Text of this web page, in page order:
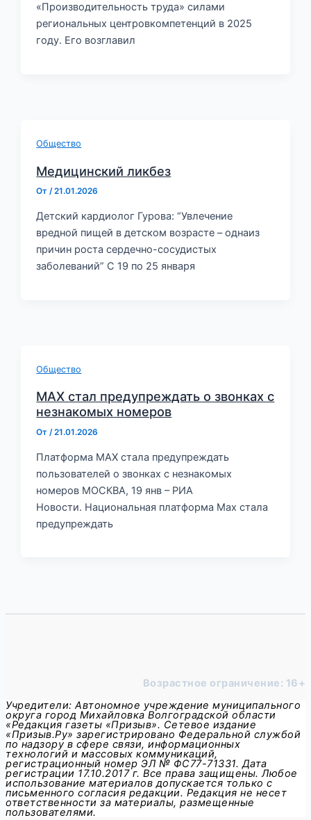
«Производительность труда» силами
региональных центровкомпетенций в 2025
году. Его возглавил
Общество
Медицинский ликбез
От/21.01.2026
Детский кардиолог Гурова: “Увлечение
вредной пищей в детском возрасте – однаиз
причин роста сердечно-сосудистых
заболеваний” С 19 по 25 января
Общество
МAX стал предупреждать о звонках с
незнакомых номеров
От/21.01.2026
Платформа МAX стала предупреждать
пользователей о звонках с незнакомых
номеров МОСКВА, 19 янв – РИА
Новости. Национальная платформа Мах стала
предупреждать
Возрастное ограничение: 16+
Учредители: Автономное учреждение муниципального
округа город Михайловка Волгоградской области
«Редакция газеты «Призыв». Сетевое издание
«Призыв.Ру» зарегистрировано Федеральной службой
по надзору в сфере связи, информационных
технологий и массовых коммуникаций,
регистрационный номер ЭЛ № ФС77-71331. Дата
регистрации 17.10.2017 г. Все права защищены. Любое
использование материалов допускается только с
письменного согласия редакции. Редакция не несет
ответственности за материалы, размещенные
пользователями.